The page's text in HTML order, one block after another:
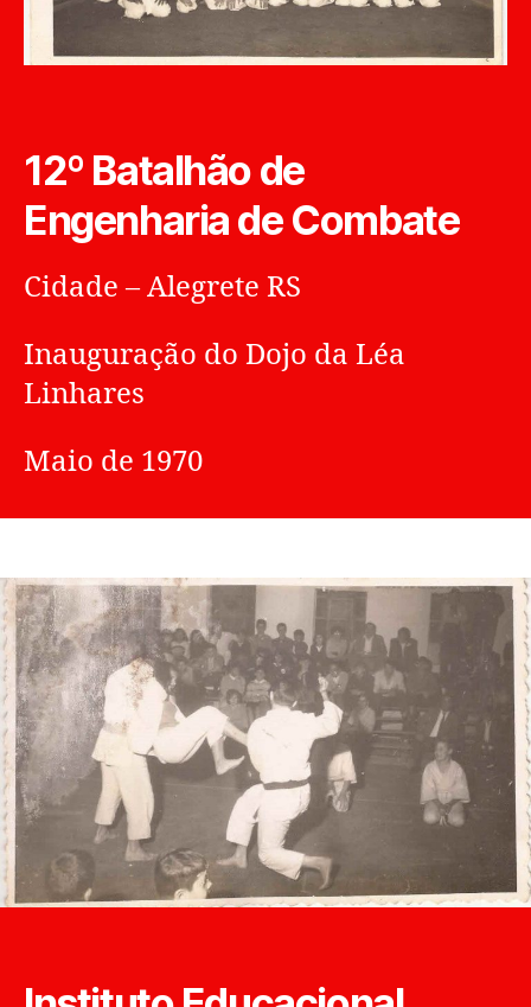
12º Batalhão de
Engenharia de Combate
Cidade – Alegrete RS
Inauguração do Dojo da Léa
Linhares
Maio de 1970